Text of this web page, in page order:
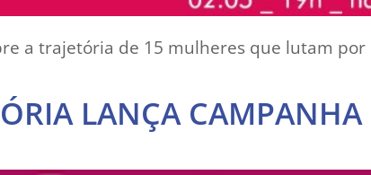
a trajetória de 15 mulheres que lutam por
LANÇA CAMPANHA